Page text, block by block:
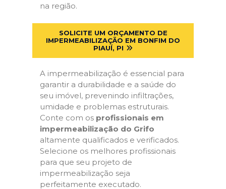
na região.
SOLICITE UM ORÇAMENTO DE
IMPERMEABILIZAÇÃO EM BONFIM DO
PIAUÍ, PI
A impermeabilização é essencial para
garantir a durabilidade e a saúde do
seu imóvel, prevenindo infiltrações,
umidade e problemas estruturais.
Conte com os profissionais em
impermeabilização do Grifo
altamente qualificados e verificados.
Selecione os melhores profissionais
para que seu projeto de
impermeabilização seja
perfeitamente executado.